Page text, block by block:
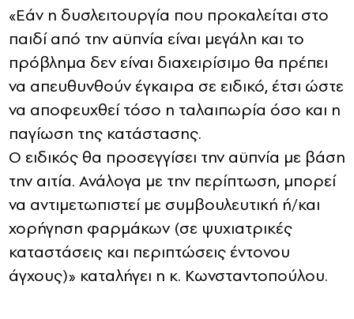
«Εάν η δυσλειτουργία που προκαλείται στο
παιδί από την αϋπνία είναι μεγάλη και το
πρόβλημα δεν είναι διαχειρίσιμο θα πρέπει
να απευθυνθούν έγκαιρα σε ειδικό, έτσι ώστε
να αποφευχθεί τόσο η ταλαιπωρία όσο και η
παγίωση της κατάστασης.
Ο ειδικός θα προσεγγίσει την αϋπνία με βάση
την αιτία. Ανάλογα με την περίπτωση, μπορεί
να αντιμετωπιστεί με συμβουλευτική ή/και
χορήγηση φαρμάκων (σε ψυχιατρικές
καταστάσεις και περιπτώσεις έντονου
άγχους)» καταλήγει η κ. Κωνσταντοπούλου.